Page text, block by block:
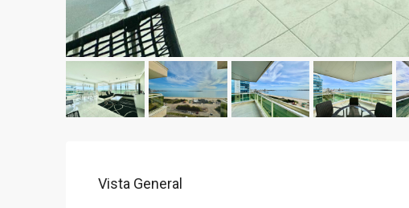
Vista General